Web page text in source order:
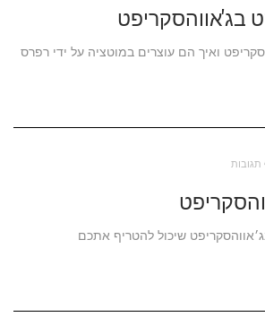
בג'אווהסקריפט
שיכול להטריף אתכם